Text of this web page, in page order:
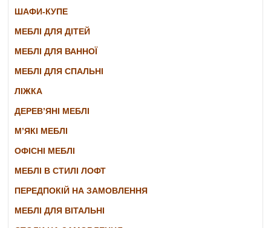
ШАФИ-КУПЕ
МЕБЛІ ДЛЯ ДІТЕЙ
МЕБЛІ ДЛЯ ВАННОЇ
МЕБЛІ ДЛЯ СПАЛЬНІ
ЛІЖКА
ДЕРЕВ’ЯНІ МЕБЛІ
М’ЯКІ МЕБЛІ
ОФІСНІ МЕБЛІ
МЕБЛІ В СТИЛІ ЛОФТ
ПЕРЕДПОКІЙ НА ЗАМОВЛЕННЯ
МЕБЛІ ДЛЯ ВІТАЛЬНІ